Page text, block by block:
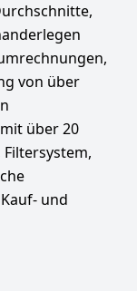
von über
über 20
und